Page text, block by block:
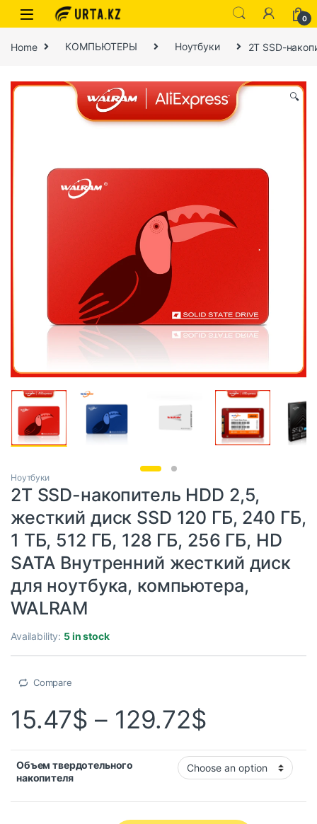
0
Home КОМПЬЮТЕРЫ Ноутбуки 2T SSD-
🔍
Ноутбуки
2T SSD-накопитель HDD 2,5,
жесткий диск SSD 120 ГБ, 240 ГБ,
1 ТБ, 512 ГБ, 128 ГБ, 256 ГБ, HD
SATA Внутренний жесткий диск
для ноутбука, компьютера,
WALRAM
Availability: 5 in stock
Compare
15.47$ – 129.72$
Объем твердотельного
накопителя